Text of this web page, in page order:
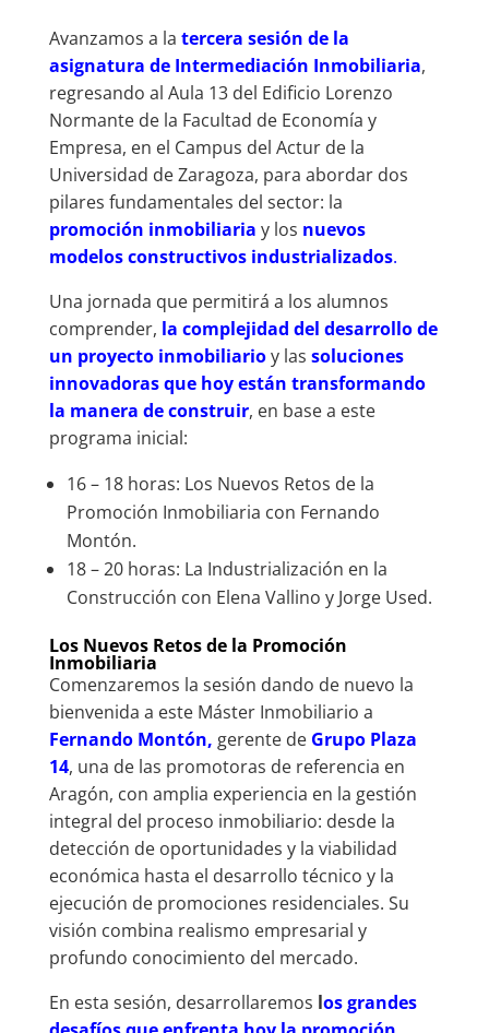
Avanzamos a la tercera sesión de la
asignatura de Intermediación Inmobiliaria,
regresando al Aula 13 del Edificio Lorenzo
Normante de la Facultad de Economía y
Empresa, en el Campus del Actur de la
Universidad de Zaragoza, para abordar dos
pilares fundamentales del sector: la
promoción inmobiliaria y los nuevos
modelos constructivos industrializados.
Una jornada que permitirá a los alumnos
comprender, la complejidad del desarrollo de
un proyecto inmobiliarioy las soluciones
innovadoras que hoy están transformando
la manera de construir, en base a este
programa inicial:
16 – 18 horas: Los Nuevos Retos de la
Promoción Inmobiliaria con Fernando
Montón.
18 – 20 horas: La Industrialización en la
Construcción con Elena Vallino y Jorge Used.
Los Nuevos Retos de la Promoción
Inmobiliaria
Comenzaremos la sesión dando de nuevo la
bienvenida a este Máster Inmobiliario a
Fernando Montón, gerente de Grupo Plaza
14, una de las promotoras de referencia en
Aragón, con amplia experiencia en la gestión
integral del proceso inmobiliario: desde la
detección de oportunidades y la viabilidad
económica hasta el desarrollo técnico y la
ejecución de promociones residenciales. Su
visión combina realismo empresarial y
profundo conocimiento del mercado.
En esta sesión, desarrollaremos los grandes